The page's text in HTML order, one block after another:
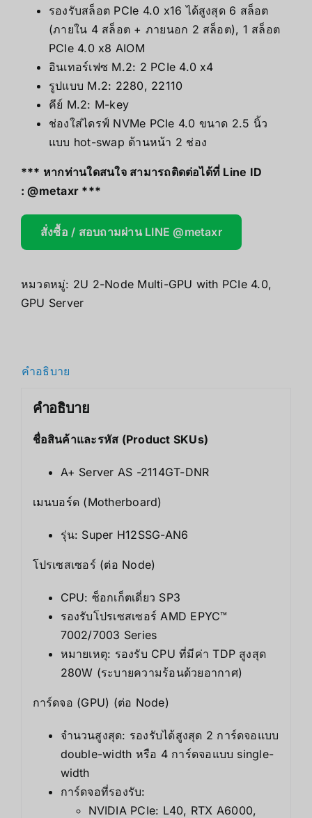
รองรับสล็อต PCIe 4.0 x16 ได้สูงสุด 6 สล็อต
(ภายใน 4 สล็อต + ภายนอก 2 สล็อต), 1 สล็อต
PCIe 4.0 x8 AIOM
อินเทอร์เฟซ M.2: 2 PCIe 4.0 x4
รูปแบบ M.2: 2280, 22110
คีย์ M.2: M-key
ช่องใส่ไดรฟ์ NVMe PCIe 4.0 ขนาด 2.5 นิ้ว
แบบ hot-swap ด้านหน้า 2 ช่อง
*** หากท่านใดสนใจ สามารถติดต่อได้ที่ Line ID
:@metaxr ***
สั่งซื้อ / สอบถามผ่าน LINE @metaxr
หมวดหมู่: 2U 2-Node Multi-GPU with PCIe 4.0,
GPU Server
คำอธิบาย
คำอธิบาย
ชื่อสินค้าและรหัส (Product SKUs)
A+ Server AS -2114GT-DNR
เมนบอร์ด (Motherboard)
รุ่น: Super H12SSG-AN6
โปรเซสเซอร์ (ต่อ Node)
CPU: ซ็อกเก็ตเดี่ยว SP3
รองรับโปรเซสเซอร์ AMD EPYC™
7002/7003 Series
หมายเหตุ: รองรับ CPU ที่มีค่า TDP สูงสุด
280W (ระบายความร้อนด้วยอากาศ)
การ์ดจอ (GPU) (ต่อ Node)
จำนวนสูงสุด: รองรับได้สูงสุด 2 การ์ดจอแบบ
double-width หรือ 4 การ์ดจอแบบ single-
width
การ์ดจอที่รองรับ:
NVIDIA PCIe: L40, RTX A6000,